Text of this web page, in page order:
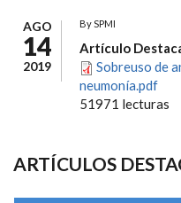
AGO
14
2019
BySPMI
Artículo
Sobreuso de
neumonía.pdf
51971 lecturas
ARTÍCULOS